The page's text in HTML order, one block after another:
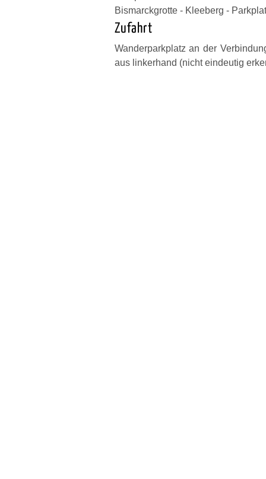
Bismarckgrotte - Kleeberg -
Zufahrt
Wanderparkplatz an der
aus linkerhand (nicht eindeutig